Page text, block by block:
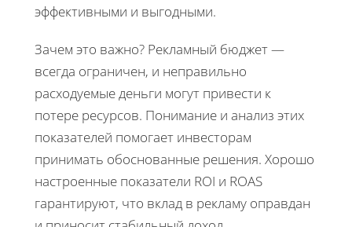
эффективными и выгодными.
Зачем это важно? Рекламный бюджет —
всегда ограничен, и неправильно
расходуемые деньги могут привести к
потере ресурсов. Понимание и анализ этих
показателей помогает инвесторам
принимать обоснованные решения. Хорошо
настроенные показатели ROI и ROAS
гарантируют, что вклад в рекламу оправдан